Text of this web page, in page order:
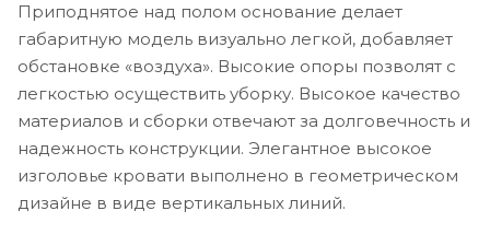
Приподнятое над полом основание делает
габаритную модель визуально легкой, добавляет
обстановке «воздуха». Высокие опоры позволят с
легкостью осуществить уборку. Высокое качество
материалов и сборки отвечают за долговечность и
надежность конструкции. Элегантное высокое
изголовье кровати выполнено в геометрическом
дизайне в виде вертикальных линий.